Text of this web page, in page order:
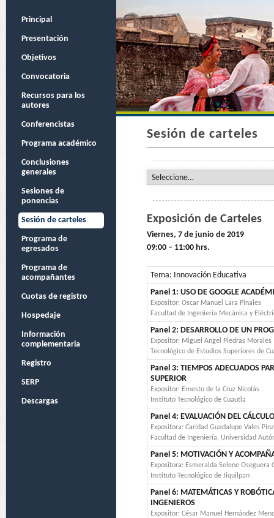
Principal
Presentación
Objetivos
Convocatoria
Recursos para los
autores
Conferencistas
Programa académico
Conclusiones
generales
Sesiones de
ponencias
Sesión de carteles
Programa de
egresados
Programa de
acompañantes
Cuotas de registro
Hospedaje
Información
complementaria
Registro
SERP
Descargas
Sesión de carteles
Exposición de Carteles
Viernes, 7 de junio de 2019
09:00 – 11:00 hrs.
Tema: Innovación Educativa
Panel 1: USO DE GOOGLE
Expositor: Oscar Manuel Lara Pinales
Facultad de Ingeniería Mecánica y
Panel 2: DESARROLLO DE UN
Expositor: Miguel Angel Piedras Morales
Tecnológico de Estudios Superiores de
Panel 3: TIEMPOS ADECUADOS
SUPERIOR
Expositor: Ernesto de la Cruz Nicolás
Instituto Tecnológico de Cuautla
Panel 4: EVALUACIÓN DEL
Expositora: Caridad Guadalupe Vales
Facultad de Ingeniería, Universidad
Panel 5: MOTIVACIÓN Y
Expositora: Esmeralda Selene Oseguera
Instituto Tecnológico de Jiquilpan
Panel 6: MATEMÁTICAS Y
INGENIEROS
Expositor: César Manuel Hernández